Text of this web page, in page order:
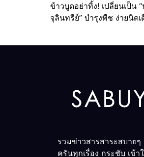
ข้าวบูดอย่าทิ้ง! เปลี่ยนเป็น “
จุลินทรีย์” บำรุงพืช ง่ายนิดเ
รวมข่าวสารสาระสบาย
ครันทุกเรื่อง กระชับ เข้า